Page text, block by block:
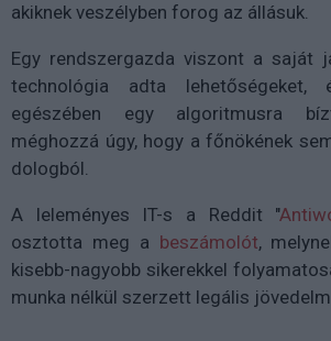
akiknek veszélyben forog az állásuk.
Egy rendszergazda viszont a saját
technológia adta
egészében egy algoritmusra
méghozzá úgy, hogy a főnökének
dologból.
A leleményes IT-s a Reddit "
osztotta meg a beszámolót,
kisebb-nagyobb sikerekkel
munka nélkül szerzett legális